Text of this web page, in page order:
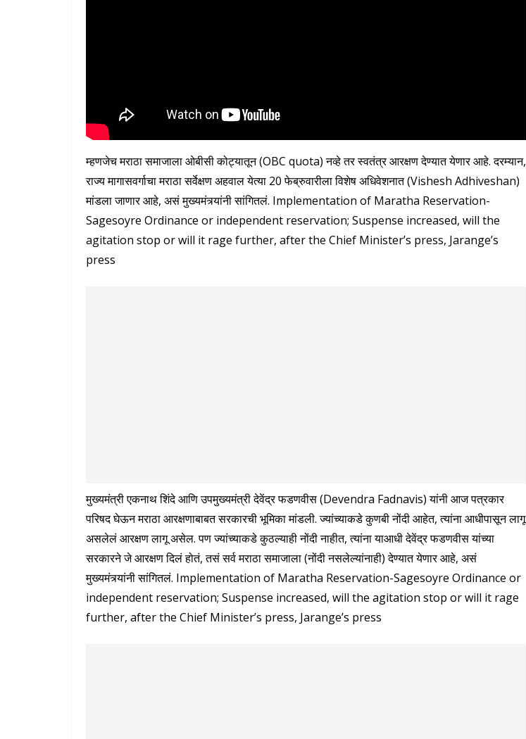
म्हणजेच मराठा समाजाला ओबीसी कोट्यातून (OBC quota) नव्हे तर स्वतंत्र आरक्षण देण्यात येणार आहे. दरम्यान,
राज्य मागासवर्गाचा मराठा सर्वेक्षण अहवाल येत्या 20 फेब्रुवारीला विशेष अधिवेशनात (Vishesh Adhiveshan)
मांडला जाणार आहे, असं मुख्यमंत्र्यांनी सांगितलं. Implementation of Maratha Reservation-
Sagesoyre Ordinance or independent reservation; Suspense increased, will the
agitation stop or will it rage further, after the Chief Minister’s press, Jarange’s
press
मुख्यमंत्री एकनाथ शिंदे आणि उपमुख्यमंत्री देवेंद्र फडणवीस (Devendra Fadnavis) यांनी आज पत्रकार
परिषद घेऊन मराठा आरक्षणाबाबत सरकारची भूमिका मांडली. ज्यांच्याकडे कुणबी नोंदी आहेत, त्यांना आधीपासून लागू
असलेलं आरक्षण लागू असेल. पण ज्यांच्याकडे कुठल्याही नोंदी नाहीत, त्यांना याआधी देवेंद्र फडणवीस यांच्या
सरकारने जे आरक्षण दिलं होतं, तसं सर्व मराठा समाजाला (नोंदी नसलेल्यांनाही) देण्यात येणार आहे, असं
मुख्यमंत्र्यांनी सांगितलं. Implementation of Maratha Reservation-Sagesoyre Ordinance or
independent reservation; Suspense increased, will the agitation stop or will it rage
further, after the Chief Minister’s press, Jarange’s press